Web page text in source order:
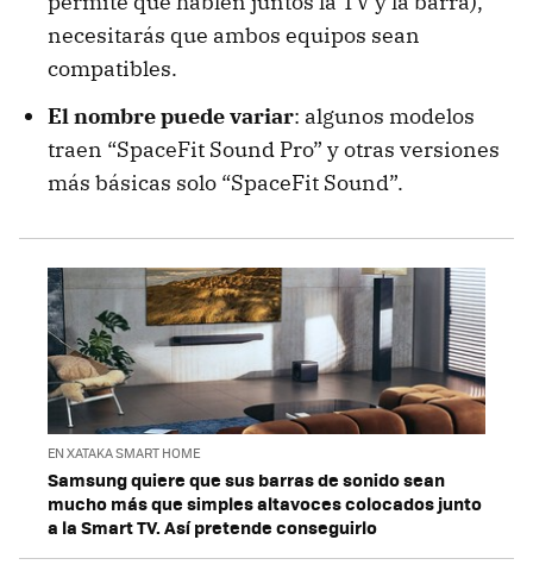
necesitarás que ambos equipos sean
compatibles.
El nombre puede variar: algunos modelos
traen “SpaceFit Sound Pro” y otras versiones
más básicas solo “SpaceFit Sound”.
EN XATAKA SMART HOME
Samsung quiere que sus barras de sonido sean
mucho más que simples altavoces colocados junto
a la Smart TV. Así pretende conseguirlo